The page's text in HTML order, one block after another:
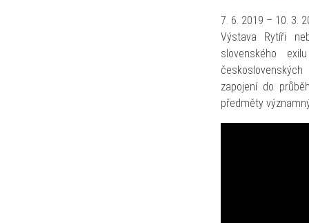
7. 6. 2019 – 10. 3.
Výstava Rytíři
slovenského
zapojení do
předměty